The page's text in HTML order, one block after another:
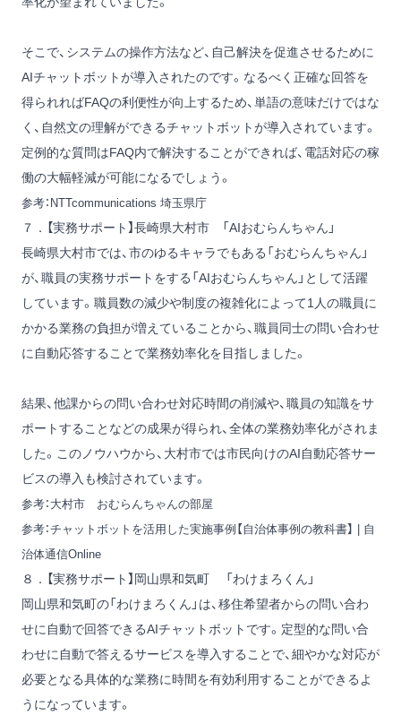
そこで、システムの操作方法など、自己解決を促進させるために
AIチャットボットが導入されたのです。なるべく正確な回答を
得られればFAQの利便性が向上するため、単語の意味だけではな
く、自然文の理解ができるチャットボットが導入されています。
定例的な質問はFAQ内で解決することができれば、電話対応の稼
働の大幅軽減が可能になるでしょう。
参考： NTTcommunications 埼玉県庁
７．【実務サポート】長崎県大村市 「AIおむらんちゃん」
長崎県大村市では、市のゆるキャラでもある「おむらんちゃん」
が、職員の実務サポートをする「AIおむらんちゃん」として活躍
しています。職員数の減少や制度の複雑化によって1人の職員に
かかる業務の負担が増えていることから、職員同士の問い合わせ
に自動応答することで業務効率化を目指しました。
結果、他課からの問い合わせ対応時間の削減や、職員の知識をサ
ポートすることなどの成果が得られ、全体の業務効率化がされま
した。このノウハウから、大村市では市民向けのAI自動応答サー
ビスの導入も検討されています。
参考： 大村市 おむらんちゃんの部屋
参考：チャットボットを活用した実施事例【自治体事例の教科書】 | 自
治体通信Online
８．【実務サポート】岡山県和気町 「わけまろくん」
岡山県和気町の「わけまろくん」は、移住希望者からの問い合わ
せに自動で回答できるAIチャットボットです。定型的な問い合
わせに自動で答えるサービスを導入することで、細やかな対応が
必要となる具体的な業務に時間を有効利用することができるよ
うになっています。